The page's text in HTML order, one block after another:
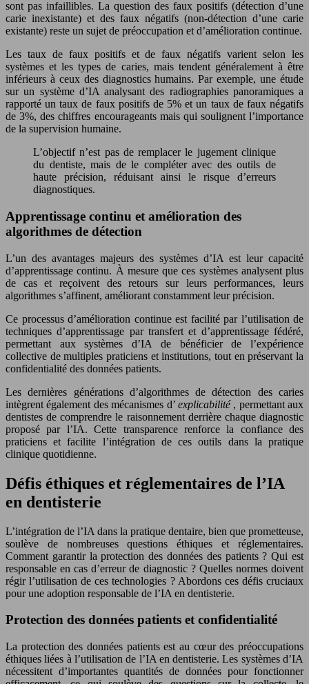
sont pas infaillibles. La question des faux positifs (détection d’une
carie inexistante) et des faux négatifs (non-détection d’une carie
existante) reste un sujet de préoccupation et d’amélioration continue.
Les taux de faux positifs et de faux négatifs varient selon les
systèmes et les types de caries, mais tendent généralement à être
inférieurs à ceux des diagnostics humains. Par exemple, une étude
sur un système d’IA analysant des radiographies panoramiques a
rapporté un taux de faux positifs de 5% et un taux de faux négatifs
de 3%, des chiffres encourageants mais qui soulignent l’importance
de la supervision humaine.
L’objectif n’est pas de remplacer le jugement clinique
du dentiste, mais de le compléter avec des outils de
haute précision, réduisant ainsi le risque d’erreurs
diagnostiques.
Apprentissage continu et amélioration des
algorithmes de détection
L’un des avantages majeurs des systèmes d’IA est leur capacité
d’apprentissage continu. À mesure que ces systèmes analysent plus
de cas et reçoivent des retours sur leurs performances, leurs
algorithmes s’affinent, améliorant constamment leur précision.
Ce processus d’amélioration continue est facilité par l’utilisation de
techniques d’apprentissage par transfert et d’apprentissage fédéré,
permettant aux systèmes d’IA de bénéficier de l’expérience
collective de multiples praticiens et institutions, tout en préservant la
confidentialité des données patients.
Les dernières générations d’algorithmes de détection des caries
intègrent également des mécanismes d’ explicabilité , permettant aux
dentistes de comprendre le raisonnement derrière chaque diagnostic
proposé par l’IA. Cette transparence renforce la confiance des
praticiens et facilite l’intégration de ces outils dans la pratique
clinique quotidienne.
Défis éthiques et réglementaires de l’IA
en dentisterie
L’intégration de l’IA dans la pratique dentaire, bien que prometteuse,
soulève de nombreuses questions éthiques et réglementaires.
Comment garantir la protection des données des patients ? Qui est
responsable en cas d’erreur de diagnostic ? Quelles normes doivent
régir l’utilisation de ces technologies ? Abordons ces défis cruciaux
pour une adoption responsable de l’IA en dentisterie.
Protection des données patients et confidentialité
La protection des données patients est au cœur des préoccupations
éthiques liées à l’utilisation de l’IA en dentisterie. Les systèmes d’IA
nécessitent d’importantes quantités de données pour fonctionner